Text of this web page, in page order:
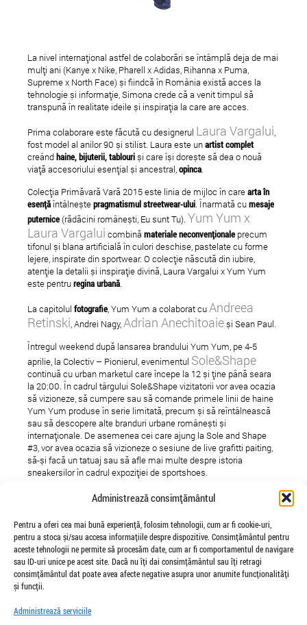
Administrează consimțământul
Pentru a oferi cea mai bună experiență, folosim tehnologii, cum ar fi cookie-uri,
pentru a stoca și/sau accesa informațiile despre dispozitive. Consimțământul pentru
aceste tehnologii ne permite să procesăm date, cum ar fi comportamentul de navigare
sau ID-uri unice pe acest site. Dacă nu îți dai consimțământul sau îți retragi
consimțământul dat poate avea afecte negative asupra unor anumite funcționalități
și funcții.
Administrează serviciile
La nivel internațional astfel de colaborări se întâmplă deja de mai
mulți ani (Kanye x Nike, Pharell x Adidas, Rihanna x Puma,
Supreme x North Face) și fiindcă în România există acces la
tehnologie și informație, Simona crede că a venit timpul să
transpună în realitate ideile și inspirația la care are acces.
Prima colaborare este făcută cu designerul Laura Vargalui,
fost model al anilor 90 și stilist. Laura este unartist complet
creândhaine, bijuterii, tablouriși care își dorește să dea o nouă
viață accesoriului esențial și ancestral,opinca.
Colecția Primăvară Vară 2015 este linia de mijloc în carearta în
esențăîntâlneștepragmatismul streetwear-ului. Înarmată cumesaje
puternice (rădăcini românești, Eu sunt Tu). Yum Yum x
Laura Vargalui combină materiale neconvenționale precum
tifonul și blana artificială în culori deschise, pastelate cu forme
lejere, inspirate din sportwear. O colecție născută din iubire,
atenție la detalii și inspirație divină, Laura Vargalui x Yum Yum
este pentruregina urbană.
La capitolul fotografie, Yum Yum a colaborat cuAndreea
Retinski, Andrei Nagy,Adrian Anechitoaieși Sean Paul.
Întregul weekend după lansarea brandului Yum Yum, pe 4-5
aprilie, la Colectiv – Pionierul, evenimentul Sole&Shape
continuă cu urban marketul care începe la 12 și ține până seara
la 20:00. În cadrul târgului Sole&Shape vizitatorii vor avea ocazia
să vizioneze, să cumpere sau să comande primele linii de haine
Yum Yum produse în serie limitată, precum și să reîntâlnească
sau să descopere alte branduri urbane românești și
internaționale. De asemenea cei care ajung la Sole and Shape
#3, vor avea ocazia să vizioneze o sesiune de live grafitti paiting,
să-și facă un tatuaj sau să afle mai multe despre istoria
sneakersilor în cadrul expoziției de sportshoes.
Magazinul online Yum Yum poate fi accesat la yumyumlook.com
Pagina de facebook|Tumblr
Contact:simona@yumyumlook.com